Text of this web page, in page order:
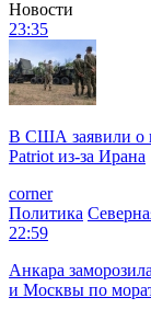
Новости
23:35
В США заявили о
Patriot из-за Ирана
corner
Политика
22:59
Анкара
и Москвы по